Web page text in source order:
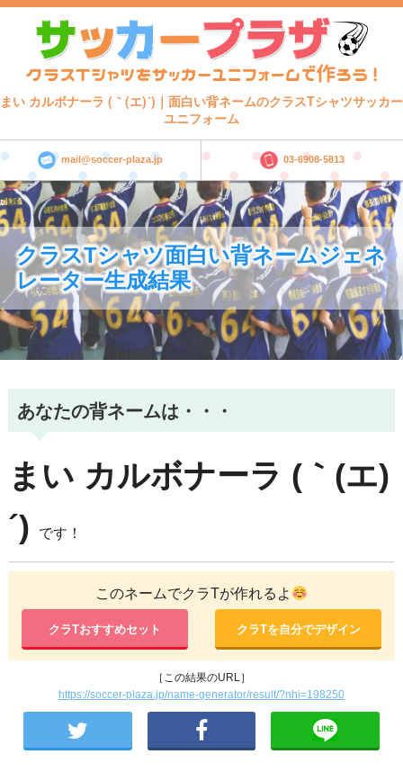
まい カルボナーラ (｀(エ)´)｜面白い背ネームのクラスTシャツサッカー
ユニフォーム
mail@soccer-plaza.jp 03-6908-5813
クラスTシャツ面白い背ネームジェネ
レーター生成結果
あなたの背ネームは・・・
まい カルボナーラ (｀(エ)
´)
です！
このネームでクラTが作れるよ
クラTおすすめセット クラTを自分でデザイン
［この結果のURL］
https://soccer-plaza.jp/name-generator/result/?nhi=198250